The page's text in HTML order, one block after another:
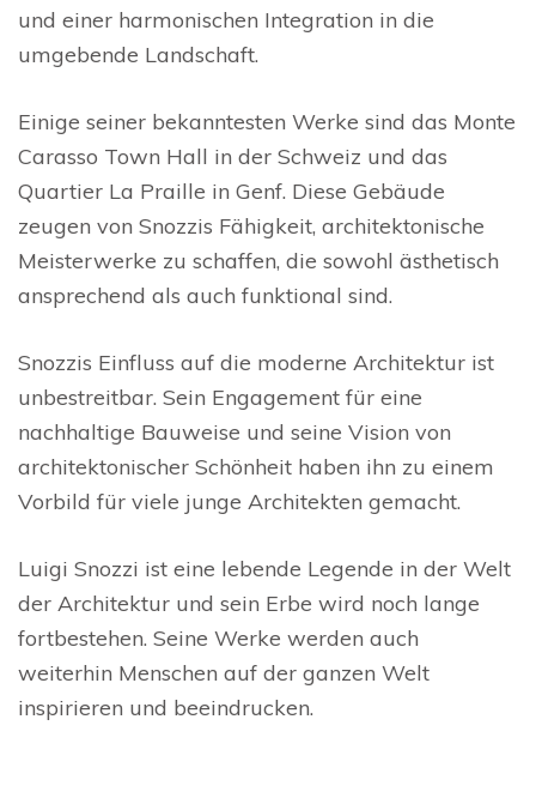
und einer harmonischen Integration in die
umgebende Landschaft.
Einige seiner bekanntesten Werke sind das Monte
Carasso Town Hall in der Schweiz und das
Quartier La Praille in Genf. Diese Gebäude
zeugen von Snozzis Fähigkeit, architektonische
Meisterwerke zu schaffen, die sowohl ästhetisch
ansprechend als auch funktional sind.
Snozzis Einfluss auf die moderne Architektur ist
unbestreitbar. Sein Engagement für eine
nachhaltige Bauweise und seine Vision von
architektonischer Schönheit haben ihn zu einem
Vorbild für viele junge Architekten gemacht.
Luigi Snozzi ist eine lebende Legende in der Welt
der Architektur und sein Erbe wird noch lange
fortbestehen. Seine Werke werden auch
weiterhin Menschen auf der ganzen Welt
inspirieren und beeindrucken.